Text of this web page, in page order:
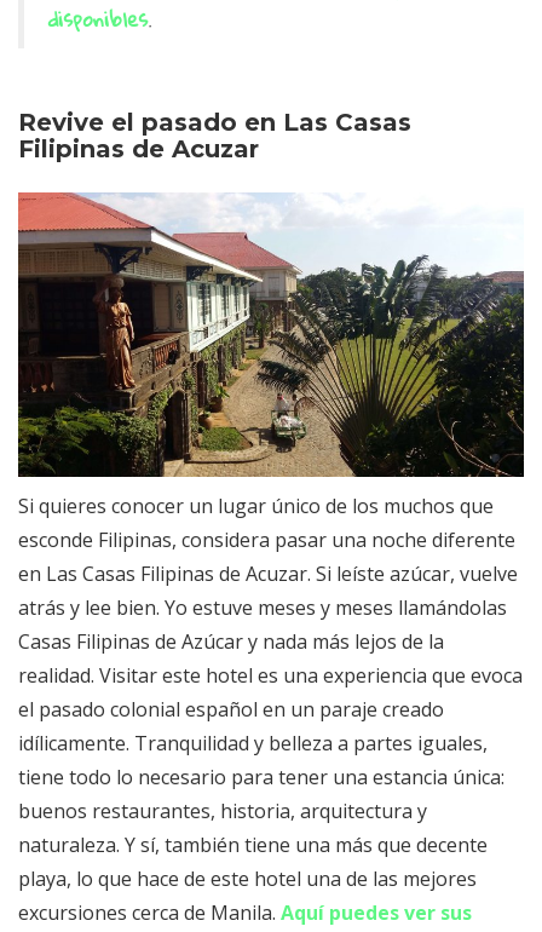
disponibles.
Revive el pasado en Las Casas
Filipinas de Acuzar
Si quieres conocer un lugar único de los muchos que
esconde Filipinas, considera pasar una noche diferente
en Las Casas Filipinas de Acuzar. Si leíste azúcar, vuelve
atrás y lee bien. Yo estuve meses y meses llamándolas
Casas Filipinas de Azúcar y nada más lejos de la
realidad. Visitar este hotel es una experiencia que evoca
el pasado colonial español en un paraje creado
idílicamente. Tranquilidad y belleza a partes iguales,
tiene todo lo necesario para tener una estancia única:
buenos restaurantes, historia, arquitectura y
naturaleza. Y sí, también tiene una más que decente
playa, lo que hace de este hotel una de las mejores
excursiones cerca de Manila. Aquí puedes ver sus